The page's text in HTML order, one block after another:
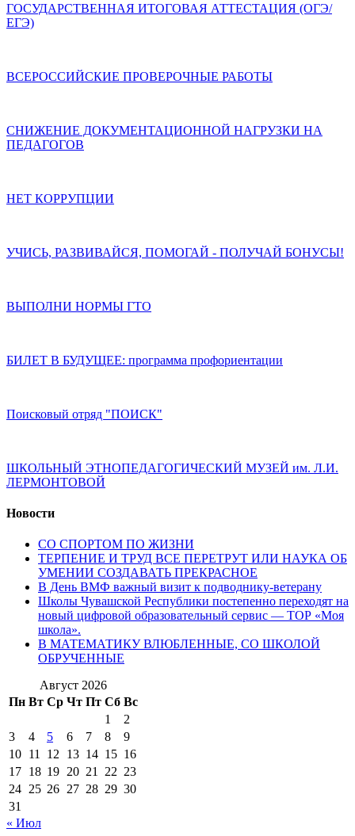
ГОСУДАРСТВЕННАЯ ИТОГОВАЯ АТТЕСТАЦИЯ (ОГЭ/
ЕГЭ)
ВСЕРОССИЙСКИЕ ПРОВЕРОЧНЫЕ РАБОТЫ
СНИЖЕНИЕ ДОКУМЕНТАЦИОННОЙ НАГРУЗКИ НА
ПЕДАГОГОВ
НЕТ КОРРУПЦИИ
УЧИСЬ, РАЗВИВАЙСЯ, ПОМОГАЙ - ПОЛУЧАЙ БОНУСЫ!
ВЫПОЛНИ НОРМЫ ГТО
БИЛЕТ В БУДУЩЕЕ: программа профориентации
Поисковый отряд "ПОИСК"
ШКОЛЬНЫЙ ЭТНОПЕДАГОГИЧЕСКИЙ МУЗЕЙ им. Л.И.
ЛЕРМОНТОВОЙ
Новости
СО СПОРТОМ ПО ЖИЗНИ
ТЕРПЕНИЕ И ТРУД ВСЕ ПЕРЕТРУТ ИЛИ НАУКА ОБ
УМЕНИИ СОЗДАВАТЬ ПРЕКРАСНОЕ
В День ВМФ важный визит к подводнику-ветерану
Школы Чувашской Республики постепенно переходят на
новый цифровой образовательный сервис — ТОР «Моя
школа».
В МАТЕМАТИКУ ВЛЮБЛЕННЫЕ, СО ШКОЛОЙ
ОБРУЧЕННЫЕ
Август 2026
Пн Вт Ср Чт Пт Сб Вс
1
2
3
4 5 6 7 8
9
10 11 12 13 14 15 16
17 18 19 20 21 22 23
24 25 26 27 28 29 30
31
« Июл